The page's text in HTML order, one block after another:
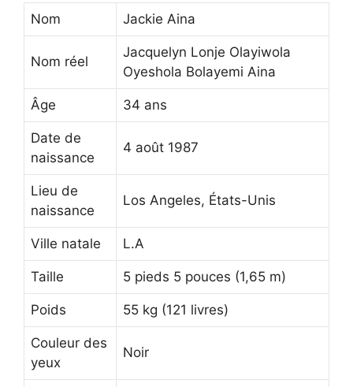
Nom Jackie Aina
Nom réel
Jacquelyn Lonje Olayiwola
Oyeshola Bolayemi Aina
Âge 34 ans
Date de
naissance
4 août 1987
Lieu de
naissance
Los Angeles, États-Unis
Ville natale L.A
Taille 5 pieds 5 pouces (1,65 m)
Poids 55 kg (121 livres)
Couleur des
yeux
Noir